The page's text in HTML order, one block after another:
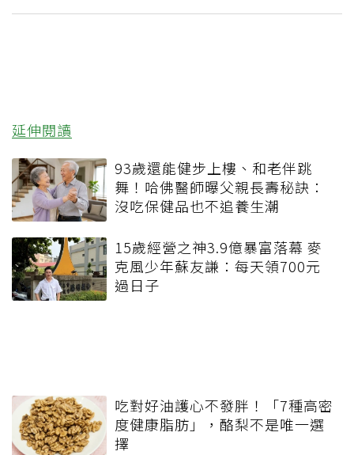
延伸閱讀
93歲還能健步上樓、和老伴跳
舞！哈佛醫師曝父親長壽秘訣：
沒吃保健品也不追養生潮
15歲經營之神3.9億暴富落幕 麥
克風少年蘇友謙：每天領700元
過日子
吃對好油護心不發胖！「7種高密
度健康脂肪」，酪梨不是唯一選
擇